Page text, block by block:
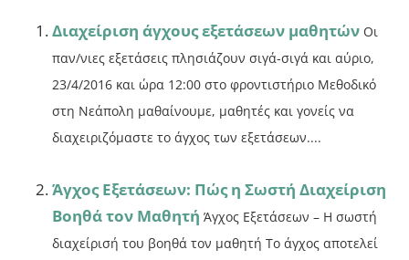
Διαχείριση άγχους εξετάσεων μαθητών Οι
παν/νιες εξετάσεις πλησιάζουν σιγά-σιγά και αύριο,
23/4/2016 και ώρα 12:00 στο φροντιστήριο Μεθοδικό
στη Νεάπολη μαθαίνουμε, μαθητές και γονείς να
διαχειριζόμαστε το άγχος των εξετάσεων....
Άγχος Εξετάσεων: Πώς η Σωστή Διαχείριση
Βοηθά τον Μαθητή Άγχος Εξετάσεων – Η σωστή
διαχείρισή του βοηθά τον μαθητή Το άγχος αποτελεί